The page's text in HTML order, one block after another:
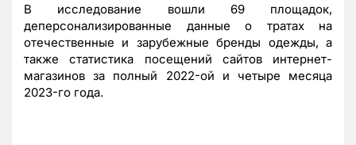
В исследование вошли 69 площадок,
деперсонализированные данные о тратах на
отечественные и зарубежные бренды одежды, а
также статистика посещений сайтов интернет-
магазинов за полный 2022-ой и четыре месяца
2023-го года.